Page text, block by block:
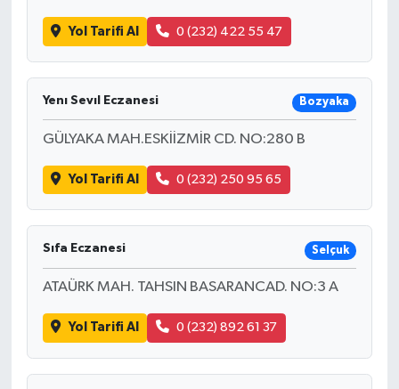
Yol Tarifi Al 0 (232) 422 55 47
Yenı Sevıl Eczanesi Bozyaka
GÜLYAKA MAH.ESKİİZMİR CD. NO:280 B
Yol Tarifi Al 0 (232) 250 95 65
Sıfa Eczanesi Selçuk
ATAÜRK MAH. TAHSIN BASARANCAD. NO:3 A
Yol Tarifi Al 0 (232) 892 61 37